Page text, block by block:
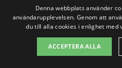
Att hitta rätt hjälp för
kan vara en utmaning,
osäker på vem du ska
Denna webbplats använder
användarupplevelsen. Genom att
du till alla cookies i enlighet med
ACCEPTERA ALLA